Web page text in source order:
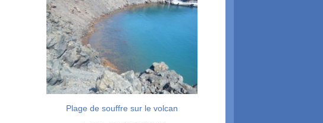
Plage de souffre sur le volcan